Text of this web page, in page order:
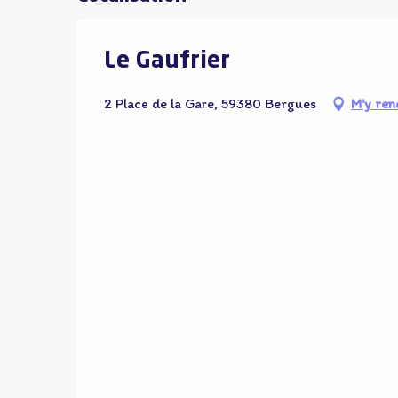
Le Gaufrier
2 Place de la Gare, 59380 Bergues M'y